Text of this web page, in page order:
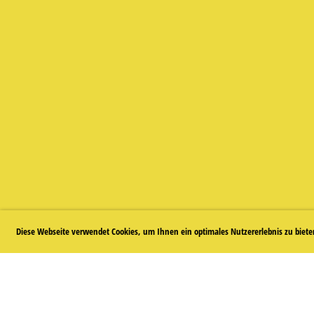
Diese Webseite verwendet Cookies, um Ihnen ein optimales Nutzererlebnis zu